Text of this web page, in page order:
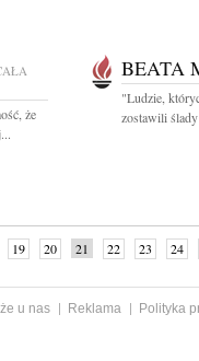
że
BEATA
"Ludzie,
zostawili
19 20 21 22 23
24
u nas Reklama
Polityka